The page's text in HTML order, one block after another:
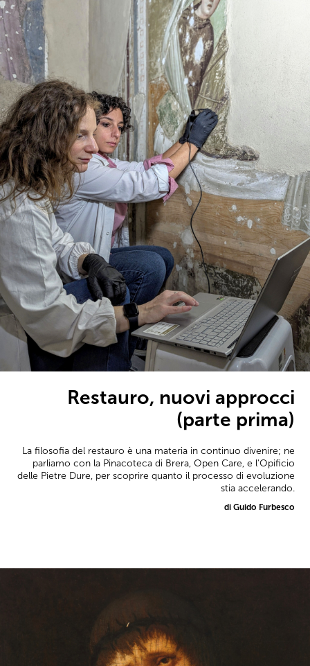
Restauro, nuovi approcci
(parte prima)
La filosofia del restauro è una materia in continuo divenire; ne
parliamo con la Pinacoteca di Brera, Open Care, e l'Opificio
delle Pietre Dure, per scoprire quanto il processo di evoluzione
stia accelerando.
di Guido Furbesco